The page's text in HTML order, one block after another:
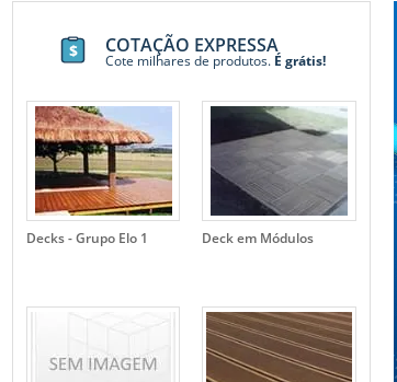
COTAÇÃO EXPRESSA
Cote milhares de produtos.É grátis!
Decks - Grupo Elo 1 Deck em Módulos